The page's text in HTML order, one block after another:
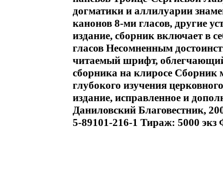
догматики и аллилуарии
канонов 8-ми гласов, другие
издание, сборник включает в
гласов Несомненным
читаемый шрифт,
сборника на клиросе Сборник
глубокого изучения
издание, исправленное и
Даниловский Благовестник,
5-89101-216-1 Тираж: 5000